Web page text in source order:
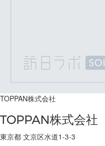
TOPPAN株式会社
TOPPAN株式会社
東京都 文京区水道1-3-3